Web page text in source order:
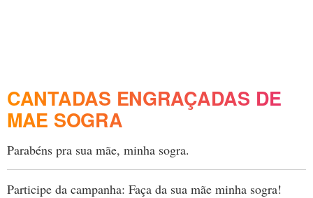
CANTADAS ENGRAÇADAS DE
MAE SOGRA
Parabéns pra sua mãe, minha sogra.
Participe da campanha: Faça da sua mãe minha sogra!